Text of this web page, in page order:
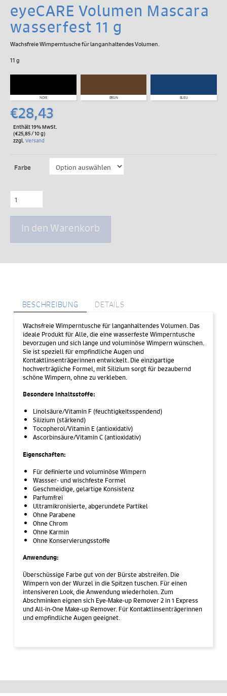
eyeCARE Volumen Mascara
wasserfest 11 g
Wachsfreie Wimperntusche für langanhaltendes Volumen.
11 g
NOIR BRUN BLEU
€28,43
Enthält 19% MwSt.
(€25,85/ 10 g)
zzgl.Versand
Farbe
Volumen
Mascara
wasserfest
g
In den Warenkorb
BESCHREIBUNG DETAILS
Wachsfreie Wimperntusche für langanhaltendes Volumen. Das
ideale Produkt für Alle, die eine wasserfeste Wimperntusche
bevorzugen und sich lange und voluminöse Wimpern wünschen.
Sie ist speziell für empfindliche Augen und
Kontaktlinsenträgerinnen entwickelt. Die einzigartige
hochverträgliche Formel, mit Silizium sorgt für bezaubernd
schöne Wimpern, ohne zu verkleben.
Besondere Inhaltsstoffe:
Linolsäure/Vitamin F (feuchtigkeitsspendend)
Silizium (stärkend)
Tocopherol/Vitamin E (antioxidativ)
Ascorbinsäure/Vitamin C (antioxidativ)
Eigenschaften:
Für definierte und voluminöse Wimpern
Wassser- und wischfeste Formel
Geschmeidige, gelartige Konsistenz
Parfumfrei
Ultramikronisierte, abgerundete Partikel
Ohne Parabene
Ohne Chrom
Ohne Karmin
Ohne Konservierungsstoffe
Anwendung:
Überschüssige Farbe gut von der Bürste abstreifen. Die
Wimpern von der Wurzel in die Spitzen tuschen. Für einen
intensiveren Look, die Anwendung wiederholen. Zum
Abschminken eignen sich Eye-Make-up Remover 2 in 1 Express
und All-in-One Make-up Remover. Für Kontaktlinsenträgerinnen
und empfindliche Augen geeignet.